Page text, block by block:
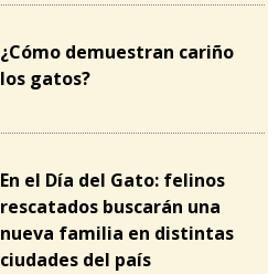
¿Cómo demuestran cariño
los gatos?
En el Día del Gato: felinos
rescatados buscarán una
nueva familia en distintas
ciudades del país